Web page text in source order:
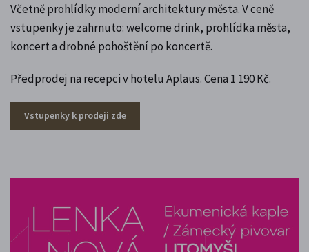
Včetně prohlídky moderní architektury města. V ceně
vstupenky je zahrnuto: welcome drink, prohlídka města,
koncert a drobné pohoštění po koncertě.
Předprodej na recepci v hotelu Aplaus. Cena 1 190 Kč.
Vstupenky k prodeji zde